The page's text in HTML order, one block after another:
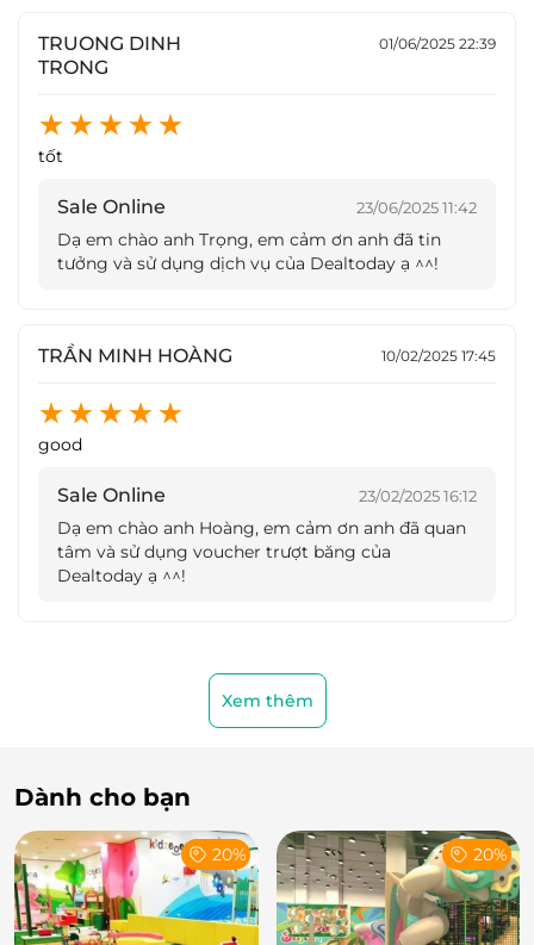
Âu và Mỹ.
Khác với các sân băng nhân tạo làm từ nhựa tổng
hợp hiện có ở Việt Nam, sàn trượt băng trong nhà
của Vincom Ice Rink Landmark 81 được đông đá
hoàn toàn từ nước tự nhiên, dày 30mm. Hệ thống
của những sân băng quốc tế.
TRUONG DINH
TRONG
01/06/2025 22:39
tốt
Sale Online 23/06/2025 11:42
Dạ em chào anh Trọng, em cảm ơn anh đã tin
tưởng và sử dụng dịch vụ của Dealtoday ạ ^^!
TRẦN MINH HOÀNG 10/02/2025 17:45
good
Sale Online 23/02/2025 16:12
Dạ em chào anh Hoàng, em cảm ơn anh đã quan
tâm và sử dụng voucher trượt băng của
Dealtoday ạ ^^!
Xem thêm
Dành cho bạn
20% 20%